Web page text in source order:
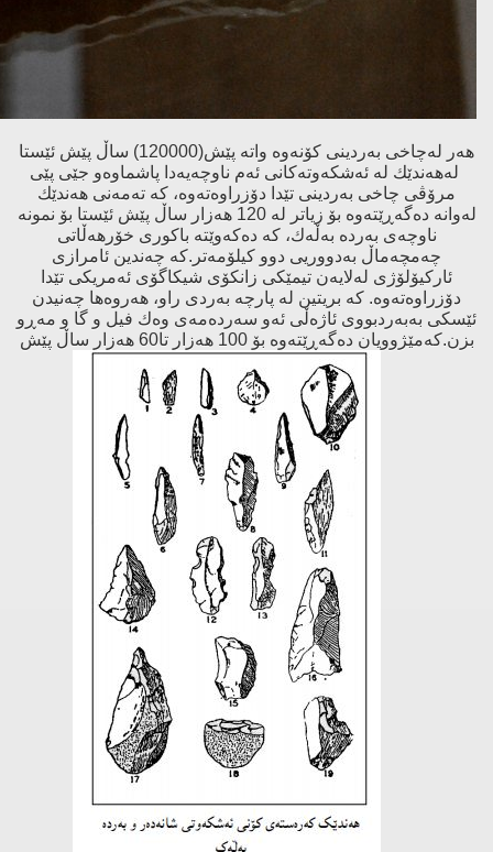
هەر لەچاخی بەردینی كۆنەوە واتە پێش(120000) ساڵ پێش ئێستا
لەهەندێك لە ئەشكەوتەكانی ئەم ناوچەیەدا پاشماوەو جێی پێی
مرۆڤی چاخی بەردینی تێدا دۆزراوەتەوە، كە تەمەنی هەندێك
لەوانە دەگەڕێتەوە بۆ زیاتر لە 120 هەزار ساڵ پێش ئێستا بۆ نمونە
ناوچەی بەردە بەڵەك، كە دەكەوێتە باكوری خۆرهەڵاتی
چەمچەماڵ بەدووریی دوو كیلۆمەتر.كە چەندین ئامرازی
ئاركیۆلۆژی لەلایەن تیمێكی زانكۆی شیكاگۆی ئەمریكی تێدا
دۆزراوەتەوە. كە بریتین لە پارچە بەردی راو، هەروەها چەنیدن
ئێسكی بەبەردبووی ئاژەڵی ئەو سەردەمەی وەك فیل و گا و مەڕو
بزن.كەمێژوویان دەگەڕێتەوە بۆ 100 هەزار تا60 هەزار ساڵ پێش